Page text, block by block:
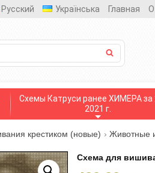
Русский Українська Главная О
Схемы Катруси ранее ХИМЕРА за
2021 г.
крестиком (новые) › Животные
Схема для